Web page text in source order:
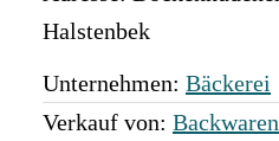
Halstenbek
Unternehmen: Bäckerei
Verkauf von: Backwaren